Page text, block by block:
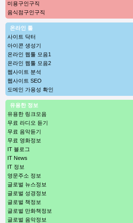
미용구인구직
음식점구인구직
온라인 툴
사이트 닥터
아이콘 생성기
온라인 웹툴 모음1
온라인 웹툴 모음2
웹사이트 분석
웹사이트 SEO
도메인 가용성 확인
유용한 정보
유용한 링크모음
무료 라디오 듣기
무료 음악듣기
무료 영화정보
IT 블로그
IT News
IT 정보
영문주소 정보
글로벌 뉴스정보
글로벌 성경정보
글로벌 책정보
글로벌 만화책정보
글로벌 음악정보